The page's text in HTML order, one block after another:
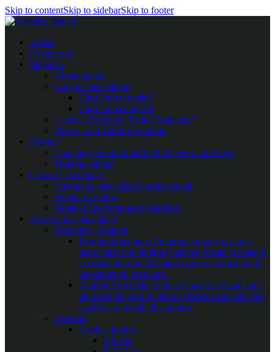
Skip to contentSkip to sidebarSkip to footer
Acasă
Despre noi
Magazin
Abonamente
Cărți de specialitate
Cărți limba română
Cărți limba engleza
Licențe „Software Tactics Manager”
Planșe, folii Taktifol Football
Servicii
Coaching-mentorat individual pentru antrenori
Training camps
Cursuri și seminarii
Cursuri de specializare profesională
Seminarii online
Seminarii perfecționare antrenori
Articole de specialitate
Premium / Gratuite
PremiumSecțiunea Premium conține cea mai
mare parte din librăria Coaches Ahead și poate fi
accesată doar de utilizatorii care au achiziționat
abonamentul premium.
GratuiteArticolele gratuite Coaches Ahead sunt
un punct de pornire pentru fiecare persoană care
aspiră la o poziție de antrenor.
Exerciții
Copii și juniori
5-8 Ani